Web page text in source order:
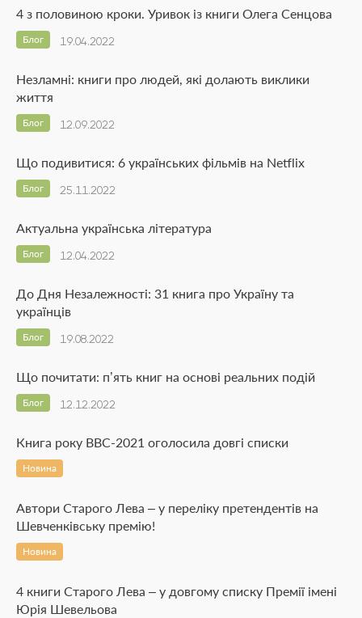
4 з половиною кроки. Уривок із книги Олега Сенцова
19.04.2022
Блог
Незламні: книги про людей, які долають виклики
життя
12.09.2022
Блог
Що подивитися: 6 українських фільмів на Netflix
25.11.2022
Блог
Актуальна українська література
12.04.2022
Блог
До Дня Незалежності: 31 книга про Україну та
українців
19.08.2022
Блог
Що почитати: п’ять книг на основі реальних подій
12.12.2022
Блог
Книга року BBC-2021 оголосила довгі списки
Новина
Автори Старого Лева – у переліку претендентів на
Шевченківську премію!
Новина
4 книги Старого Лева – у довгому списку Премії імені
Юрія Шевельова